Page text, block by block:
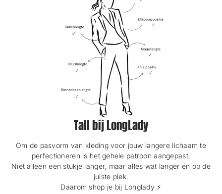
Tall bij LongLady
Om de pasvorm van kleding voor jouw langere lichaam te
perfectioneren is het gehele patroon aangepast.
Niet alleen een stukje langer, maar alles wat langer én op de
juiste plek.
Daarom shop je bij Longlady ⚡️